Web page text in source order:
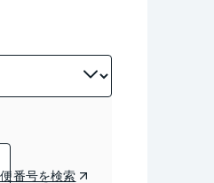
番号を検索